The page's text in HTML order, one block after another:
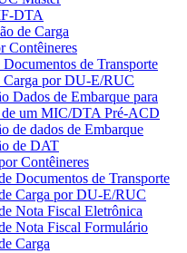
DTA
de Carga
Contêineres
Documentos de Transporte
Carga por DU-E/RUC
Dados de Embarque para
de um MIC/DTA Pré-ACD
de dados de Embarque
de DAT
Contêineres
Documentos de Transporte
Carga por DU-E/RUC
Nota Fiscal Eletrônica
Nota Fiscal Formulário
Carga